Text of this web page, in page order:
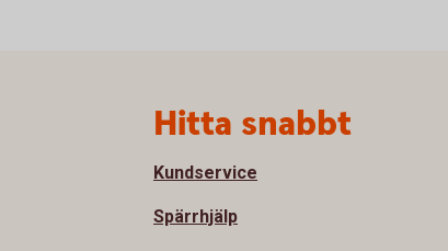
Hitta snabbt
Kundservice
Spärrhjälp